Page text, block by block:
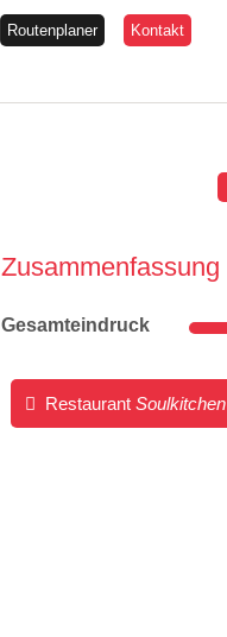
Routenplaner Kontakt
Zusammenfassung
Gesamteindruck
RestaurantSoulkitchen